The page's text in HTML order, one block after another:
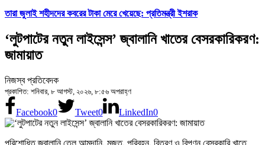
তারা জুলাই শহীদদের কবরের টাকা মেরে খেয়েছে: প্রতিমন্ত্রী ইশরাক
‘লুটপাটের নতুন লাইসেন্স’ জ্বালানি খাতের বেসরকারিকরণ:
জামায়াত
নিজস্ব প্রতিবেদক
প্রকাশিত: শনিবার, ৮ আগস্ট, ২০২৬, ৮:৫৬ অপরাহ্ণ
Facebook0 Tweet0 LinkedIn0
পরিশোধিত জ্বালানি তেল আমদানি, মজুত, পরিবহন, বিতরণ ও বিপণন বেসরকারি খাতে